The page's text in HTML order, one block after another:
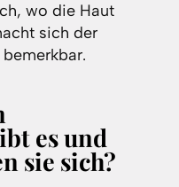
wo die Haut
sich der
es und
sie sich?